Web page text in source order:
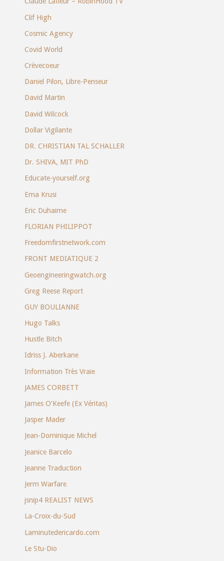
Clif High
Cosmic Agency
Covid World
Crèvecoeur
Daniel Pilon, Libre-Penseur
David Martin
David Wilcock
Dollar Vigilante
DR. CHRISTIAN TAL SCHALLER
Dr. SHIVA, MIT PhD
Educate-yourself.org
Ema Krusi
Eric Duhaime
FLORIAN PHILIPPOT
Freedomfirstnetwork.com
FRONT MEDIATIQUE 2
Geoengineeringwatch.org
Greg Reese Report
GUY BOULIANNE
Hugo Talks
Hustle Bitch
Idriss J. Aberkane
Information Très Vraie
JAMES CORBETT
James O’Keefe (Ex Véritas)
Jasper Mader
Jean-Dominique Michel
Jeanice Barcelo
Jeanne Traduction
Jerm Warfare
jsnip4 REALIST NEWS
La-Croix-du-Sud
Laminutedericardo.com
Le Stu-Dio